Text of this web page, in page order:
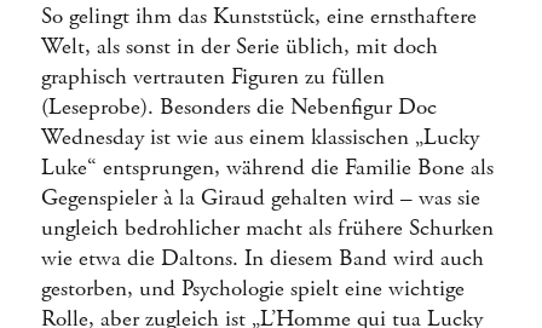
So gelingt ihm das Kunststück, eine ernsthaftere
Welt, als sonst in der Serie üblich, mit doch
graphisch vertrauten Figuren zu füllen
(Leseprobe). Besonders die Nebenfigur Doc
Wednesday ist wie aus einem klassischen „Lucky
Luke“ entsprungen, während die Familie Bone als
Gegenspieler à la Giraud gehalten wird – was sie
ungleich bedrohlicher macht als frühere Schurken
wie etwa die Daltons. In diesem Band wird auch
gestorben, und Psychologie spielt eine wichtige
Rolle, aber zugleich ist „L’Homme qui tua Lucky